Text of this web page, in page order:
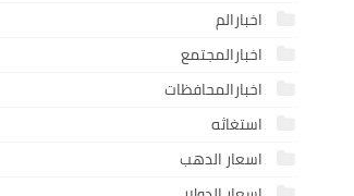
اخبارالم
اخبارالمجتمع
اخبارالمحافظات
استغاثه
اسعار الدهب